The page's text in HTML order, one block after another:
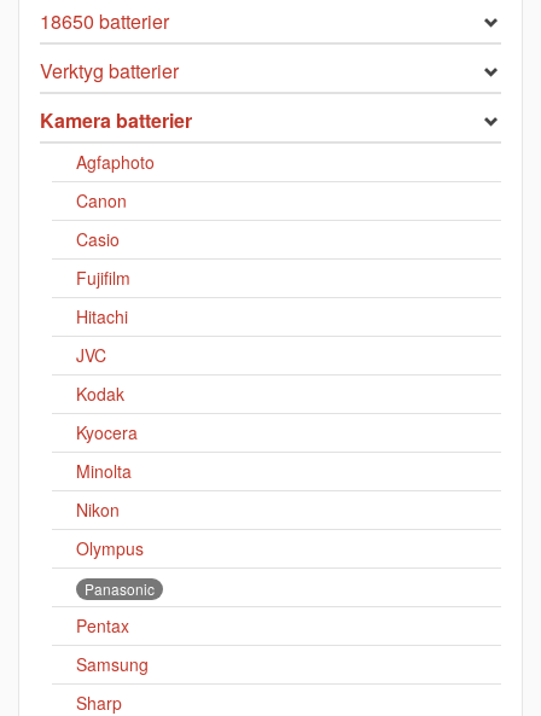
18650 batterier
Verktyg batterier
Kamera batterier
Agfaphoto
Canon
Casio
Fujifilm
Hitachi
JVC
Kodak
Kyocera
Minolta
Nikon
Olympus
Panasonic
Pentax
Samsung
Sharp